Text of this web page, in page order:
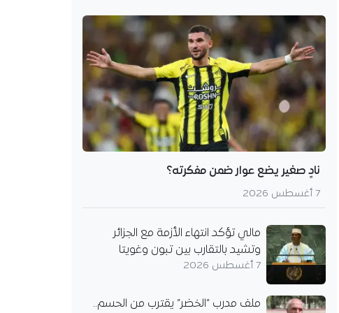
نادٍ صغير يضع عوار ضمن مفكرته؟
7 أغسطس 2026
مالي تؤكد انتهاء الأزمة مع الجزائر
وتشيد بالتقارب بين تبون وغويتا
7 أغسطس 2026
ملف مدرب “الخضر” يقترب من الحسم..